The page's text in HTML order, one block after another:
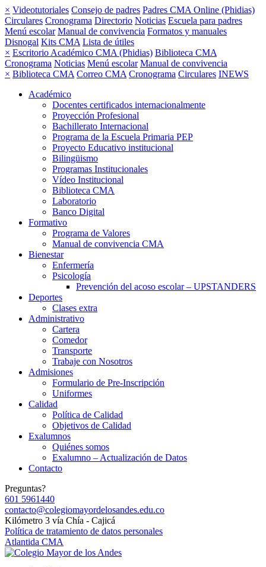
× Videotutoriales Consejo de padres Padres CMA Online (Phidias)
Circulares Cronograma Directorio Noticias Escuela para padres
Menú escolar Manual de convivencia Formatos y manuales
Disnogal Kits CMA Lista de útiles
× Escritorio Académico CMA (Phidias) Biblioteca CMA
Cronograma Noticias Menú escolar Manual de convivencia
× Biblioteca CMA Correo CMA Cronograma Circulares INEWS
Académico
Docentes certificados internacionalmente
Proyección Profesional
Bachillerato Internacional
Programa de la Escuela Primaria PEP
Proyecto Educativo institucional
Bilingüismo
Programas Institucionales
Vídeo Institucional
Biblioteca CMA
Laboratorio
Banco Digital
Formativo
Programa de Valores
Manual de convivencia CMA
Bienestar
Enfermería
Psicología
Prevención del acoso escolar – UPSTANDERS
Deportes
Clases extra
Administrativo
Cartera
Comedor
Transporte
Trabaje con Nosotros
Admisiones
Formulario de Pre-Inscripción
Uniformes
Calidad
Política de Calidad
Objetivos de Calidad
Exalumnos
Quiénes somos
Exalumno – Actualización de Datos
Contacto
Preguntas?
601 5961440
contacto@colegiomayordelosandes.edu.co
Kilómetro 3 vía Chía - Cajicá
Política de tratamiento de datos personales
Atlantida CMA